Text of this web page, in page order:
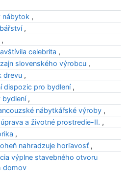
nábytok ,
,
,
celebrita ,
slovenského výrobcu ,
drevu ,
dispozic pro bydlení ,
bydlení ,
nábytkářské výroby ,
a životné prostredie-II. ,
,
nahradzuje horľavosť ,
výplne stavebného otvoru
domov